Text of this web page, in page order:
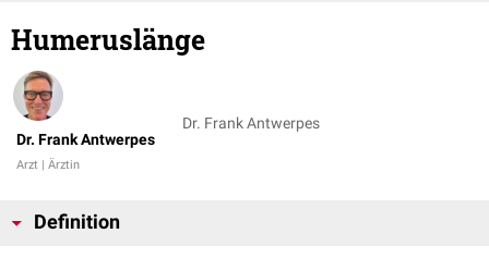
Humeruslänge
Dr. Frank Antwerpes
Arzt | Ärztin
Dr. Frank Antwerpes
Definition